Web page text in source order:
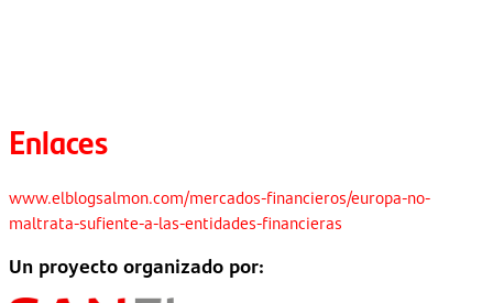
Enlaces
www.elblogsalmon.com/mercados-financieros/europa-no-
maltrata-sufiente-a-las-entidades-financieras
Un proyecto organizado por: